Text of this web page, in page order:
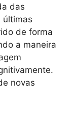
das
últimas
de forma
a maneira
novas